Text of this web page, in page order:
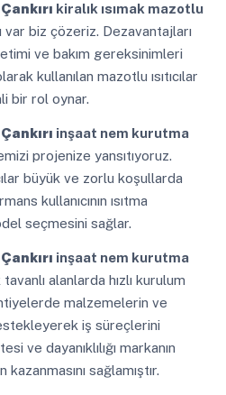
kiralık ısımak mazotlu
biz çözeriz. Dezavantajları
ve bakım gereksinimleri
kullanılan mazotlu ısıtıcılar
bir rol oynar.
inşaat nem kurutma
projenize yansıtıyoruz.
büyük ve zorlu koşullarda
kullanıcının ısıtma
seçmesini sağlar.
inşaat nem kurutma
alanlarda hızlı kurulum
malzemelerin ve
iş süreçlerini
ve dayanıklılığı markanın
kazanmasını sağlamıştır.